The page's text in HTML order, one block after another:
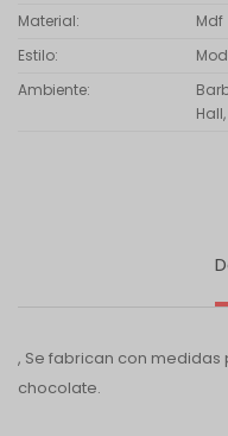
Material
Mdf
Estilo
Ambiente
, Se fabrican con
chocolate.